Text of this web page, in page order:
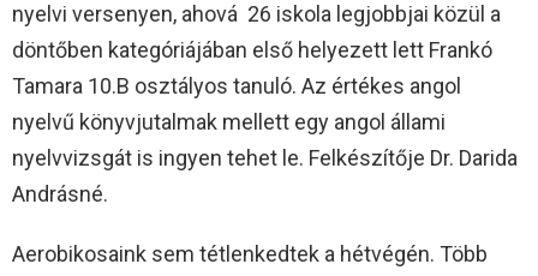
nyelvi versenyen, ahová 26 iskola legjobbjai közül a
döntőben kategóriájában első helyezett lett Frankó
Tamara 10.B osztályos tanuló. Az értékes angol
nyelvű könyvjutalmak mellett egy angol állami
nyelvvizsgát is ingyen tehet le. Felkészítője Dr. Darida
Andrásné.
Aerobikosaink sem tétlenkedtek a hétvégén. Több